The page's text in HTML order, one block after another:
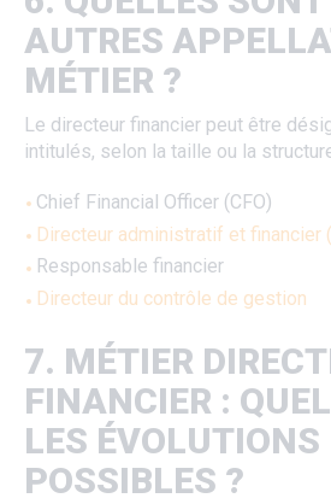
AUTRES
MÉTIER ?
Le directeur financier peut être
intitulés, selon la taille ou la
Chief Financial Officer (CFO)
Directeur administratif et financier
Responsable financier
Directeur du contrôle de gestion
7. MÉTIER
FINANCIER :
LES ÉVOLUTIONS
POSSIBLES ?